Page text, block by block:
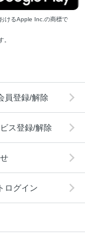
けるApple Inc.の商標で
員登録/解除
ス登録/解除
ログイン